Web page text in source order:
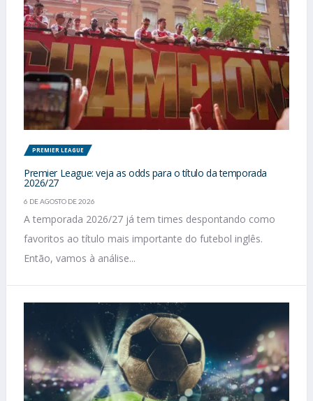
PREMIER LEAGUE
Premier League: veja as odds para o título da temporada
2026/27
6 DE AGOSTO DE 2026
A temporada 2026/27 já tem times despontando como
favoritos ao título mais importante do futebol inglês.
Então, vamos à análise...